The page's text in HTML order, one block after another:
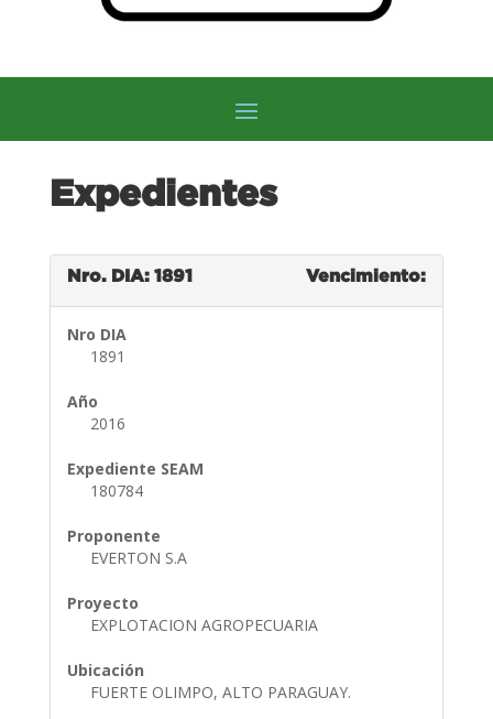
Expedientes
Nro. DIA: 1891 Vencimiento:
Nro DIA
1891
Año
2016
Expediente SEAM
180784
Proponente
EVERTON S.A
Proyecto
EXPLOTACION AGROPECUARIA
Ubicación
FUERTE OLIMPO, ALTO PARAGUAY.